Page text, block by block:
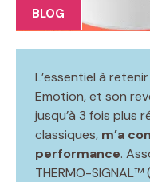
BLOG
L’essentiel à
Emotion, et son
jusqu’à 3 fois plus
classiques, m’a
performance.
THERMO-